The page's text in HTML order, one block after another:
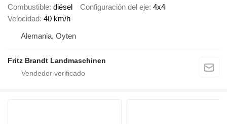
Combustible diésel Configuración del eje 4x4
Velocidad 40 km/h
Alemania, Oyten
Fritz Brandt Landmaschinen